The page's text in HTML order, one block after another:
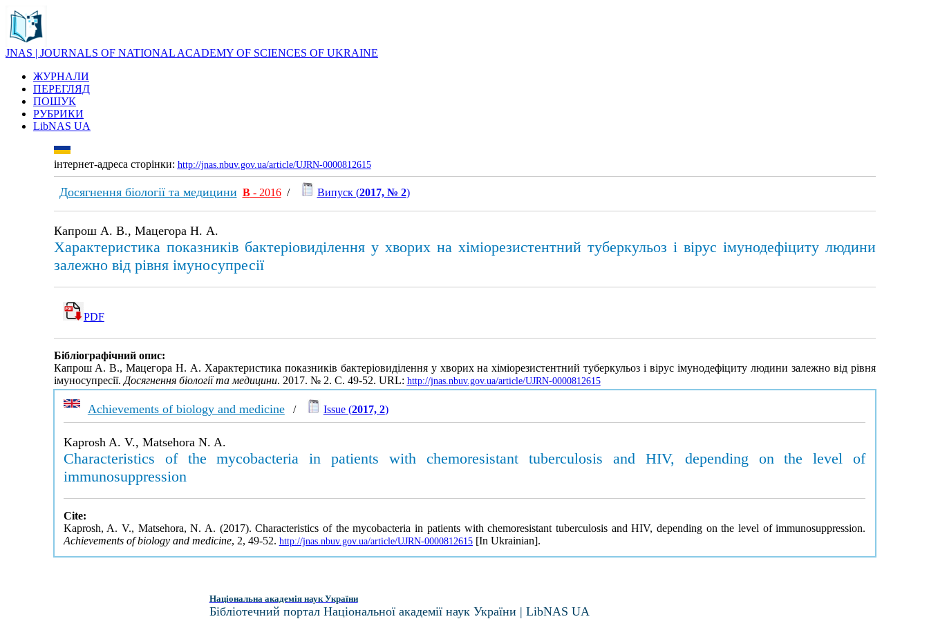
JNAS | JOURNALS OF NATIONAL ACADEMY OF SCIENCES OF UKRAINE
ЖУРНАЛИ
ПЕРЕГЛЯД
ПОШУК
РУБРИКИ
LibNAS UA
інтернет-адреса сторінки: http://jnas.nbuv.gov.ua/article/UJRN-0000812615
Досягнення біології та медицини В- 2016/ Випуск (2017, № 2)
Капрош А. В., Мацегора Н. А.
Характеристика показників бактеріовиділення у хворих на хіміорезистентний туберкульоз і вірус імунодефіциту людини
залежно від рівня імуносупресії
PDF
Бібліографічний опис:
Капрош А. В., Мацегора Н. А. Характеристика показників бактеріовиділення у хворих на хіміорезистентний туберкульоз і вірус імунодефіциту людини залежно від рівня
імуносупресії.Досягнення біології та медицини. 2017. № 2. С. 49-52. URL: http://jnas.nbuv.gov.ua/article/UJRN-0000812615
Achievements of biology and medicine/ Issue (2017, 2)
Kaprosh A. V., Matsehora N. A.
Characteristics of the mycobacteria in patients with chemoresistant tuberculosis and HIV, depending on the level of
immunosuppression
Cite:
Kaprosh, A. V., Matsehora, N. A. (2017). Characteristics of the mycobacteria in patients with chemoresistant tuberculosis and HIV, depending on the level of immunosuppression.
Achievements of biology and medicine, 2, 49-52. http://jnas.nbuv.gov.ua/article/UJRN-0000812615[In Ukrainian].
Національна академія наук України
Бібліотечний портал Національної академії наук України | LibNAS UA